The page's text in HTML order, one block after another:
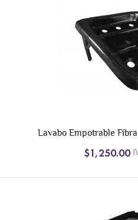
Lavabo Empotrable
$1,250.00